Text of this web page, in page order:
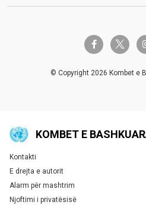
facebook-ftwitter-x
© Copyright 2026 Kombet e
KOMBET E
Global U.N. menu
Kontakti
E drejta e autorit
Alarm për mashtrim
Njoftimi i privatësisë